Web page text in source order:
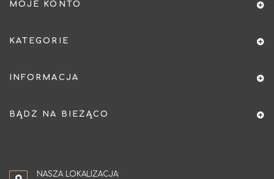
MOJE KONTO
KATEGORIE
INFORMACJA
BĄDŹ NA BIEŻĄCO
NASZA LOKALIZACJA: